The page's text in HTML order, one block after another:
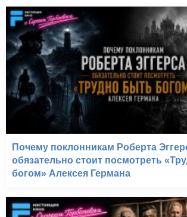
Почему поклонникам Роберта
обязательно стоит посмотреть
богом» Алексея Германа